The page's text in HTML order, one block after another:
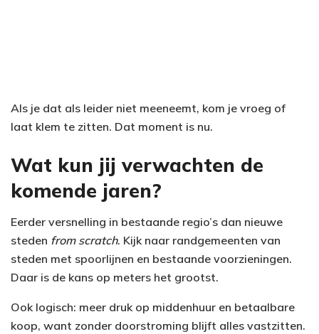
Als je dat als leider niet meeneemt, kom je vroeg of
laat klem te zitten. Dat moment is nu.
Wat kun jij verwachten de
komende jaren?
Eerder versnelling in bestaande regio’s dan nieuwe
steden from scratch. Kijk naar randgemeenten van
steden met spoorlijnen en bestaande voorzieningen.
Daar is de kans op meters het grootst.
Ook logisch: meer druk op middenhuur en betaalbare
koop, want zonder doorstroming blijft alles vastzitten.